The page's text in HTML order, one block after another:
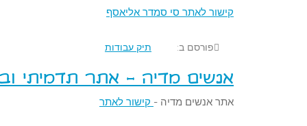
קישור לאתר סי סמדר אליאסף
פורסם ב: תיק עבודות
אנשים מדיה - אתר תדמיתי
אתר אנשים מדיה - קישור לאתר